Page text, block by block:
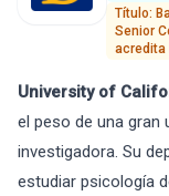
Título:
Senior
acredita
University of
el peso de una gran
investigadora. Su
estudiar psicología